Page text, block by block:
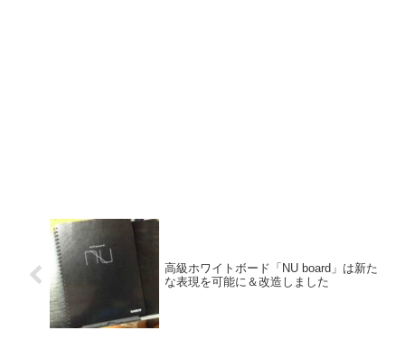
高級ホワイトボード「NU board」は新た
な表現を可能に＆改造しました